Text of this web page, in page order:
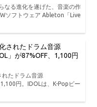
なる進化を遂げた、音楽の作
ソフトウェア Ableton「Live
されたドラム音源
」が87%OFF、1,100円
れたドラム音源
円。IDOLは、K-Popビー